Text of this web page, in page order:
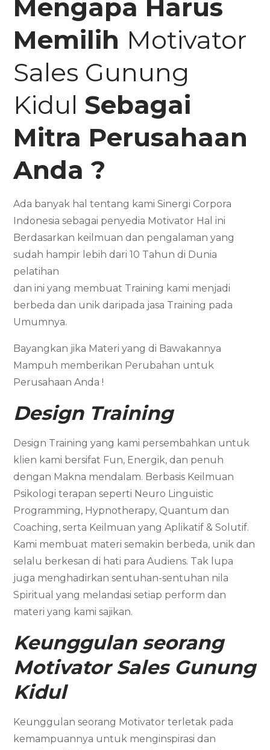
Mengapa Harus
Memilih Motivator
Sales Gunung
Kidul Sebagai
Mitra Perusahaan
Anda ?
Ada banyak hal tentang kami Sinergi Corpora
Indonesia sebagai penyedia Motivator Hal ini
Berdasarkan keilmuan dan pengalaman yang
sudah hampir lebih dari 10 Tahun di Dunia
pelatihan
dan ini yang membuat Training kami menjadi
berbeda dan unik daripada jasa Training pada
Umumnya.
Bayangkan jika Materi yang di Bawakannya
Mampuh memberikan Perubahan untuk
Perusahaan Anda !
Design Training
Design Training yang kami persembahkan untuk
klien kami bersifat Fun, Energik, dan penuh
dengan Makna mendalam. Berbasis Keilmuan
Psikologi terapan seperti Neuro Linguistic
Programming, Hypnotherapy, Quantum dan
Coaching, serta Keilmuan yang Aplikatif & Solutif.
Kami membuat materi semakin berbeda, unik dan
selalu berkesan di hati para Audiens. Tak lupa
juga menghadirkan sentuhan-sentuhan nila
Spiritual yang melandasi setiap perform dan
materi yang kami sajikan.
Keunggulan seorang
Motivator Sales Gunung
Kidul
Keunggulan seorang Motivator terletak pada
kemampuannya untuk menginspirasi dan